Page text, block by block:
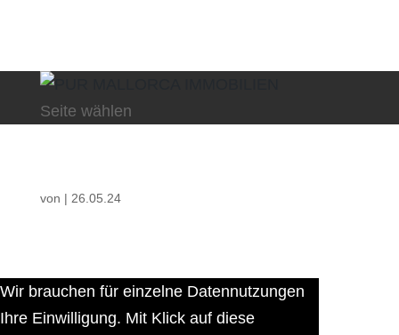
Seite wählen
von | 26.05.24
Wir brauchen für einzelne Datennutzungen
Ihre Einwilligung. Mit Klick auf diese